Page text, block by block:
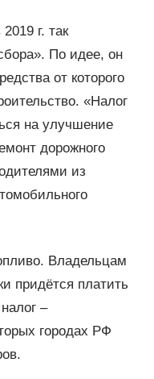
г. так
По идее, он
от которого
«Налог
на улучшение
дорожного
из
Владельцам
придётся платить
–
городах РФ